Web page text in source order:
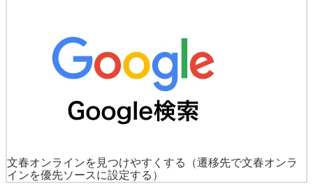
文春オンラインを見つけやすくする
（遷移先で文春オンラ
インを優先ソースに設定する）